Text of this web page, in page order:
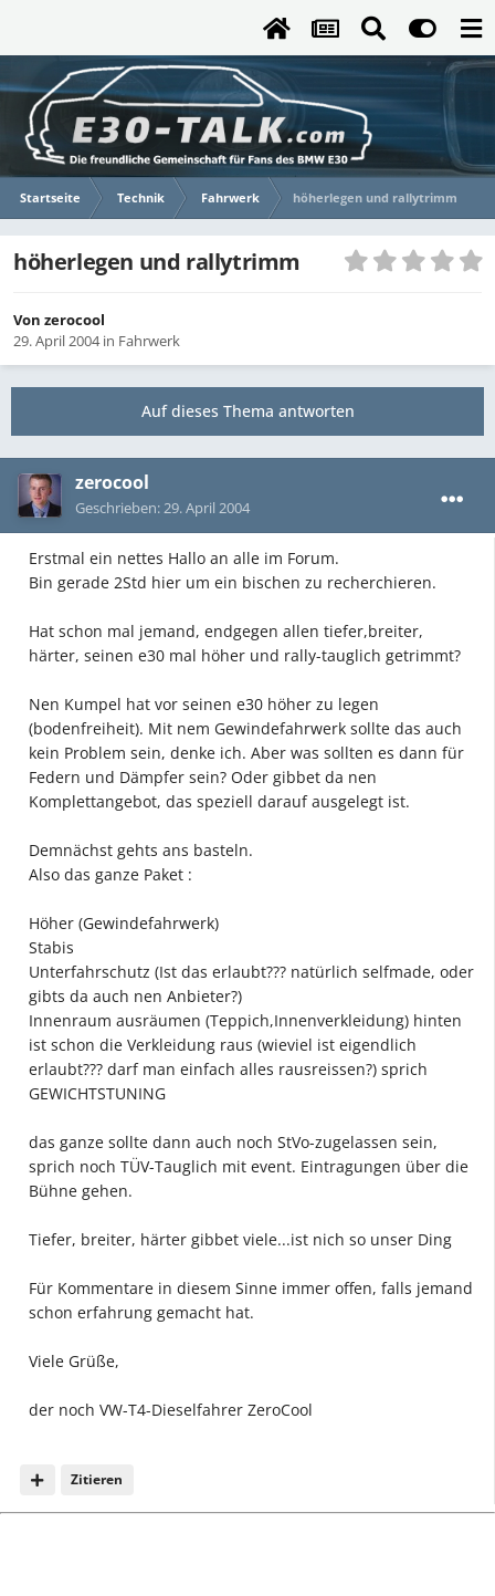
Startseite Technik Fahrwerk höherlegen und rallytrimm
höherlegen und rallytrimm
Von zerocool
29. April 2004in Fahrwerk
Auf dieses Thema antworten
zerocool
Geschrieben:29. April 2004
Erstmal ein nettes Hallo an alle im Forum.
Bin gerade 2Std hier um ein bischen zu recherchieren.
Hat schon mal jemand, endgegen allen tiefer,breiter,
härter, seinen e30 mal höher und rally-tauglich getrimmt?
Nen Kumpel hat vor seinen e30 höher zu legen
(bodenfreiheit). Mit nem Gewindefahrwerk sollte das auch
kein Problem sein, denke ich. Aber was sollten es dann für
Federn und Dämpfer sein? Oder gibbet da nen
Komplettangebot, das speziell darauf ausgelegt ist.
Demnächst gehts ans basteln.
Also das ganze Paket :
Höher (Gewindefahrwerk)
Stabis
Unterfahrschutz (Ist das erlaubt??? natürlich selfmade, oder
gibts da auch nen Anbieter?)
Innenraum ausräumen (Teppich,Innenverkleidung) hinten
ist schon die Verkleidung raus (wieviel ist eigendlich
erlaubt??? darf man einfach alles rausreissen?) sprich
GEWICHTSTUNING
das ganze sollte dann auch noch StVo-zugelassen sein,
sprich noch TÜV-Tauglich mit event. Eintragungen über die
Bühne gehen.
Tiefer, breiter, härter gibbet viele...ist nich so unser Ding
Für Kommentare in diesem Sinne immer offen, falls jemand
schon erfahrung gemacht hat.
Viele Grüße,
der noch VW-T4-Dieselfahrer ZeroCool
Zitieren